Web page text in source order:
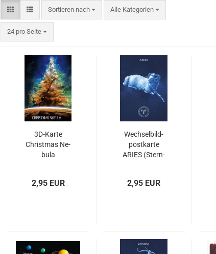
Sortieren nach
Sortieren nach Alle Kategorien
24 pro Seite
pro Seite
3D-​Karte
Christ­mas Ne­
bu­la
2,95 EUR
Wech­sel­bild­
post­kar­te
ARIES (Stern­
2,95 EUR